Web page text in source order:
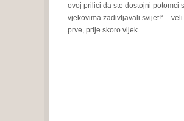
ovoj prilici da ste dostojni potomci
vjekovima zadivljavali svijet!“ –
prve, prije skoro vijek…